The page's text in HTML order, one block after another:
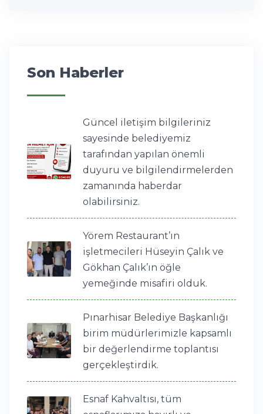
Son Haberler
Güncel iletişim bilgileriniz
sayesinde belediyemiz
tarafından yapılan önemli
duyuru ve bilgilendirmelerden
zamanında haberdar
olabilirsiniz.
Yörem Restaurant’ın
işletmecileri Hüseyin Çalık ve
Gökhan Çalık’ın öğle
yemeğinde misafiri olduk.
Pınarhisar Belediye Başkanlığı
birim müdürlerimizle kapsamlı
bir değerlendirme toplantısı
gerçekleştirdik.
Esnaf Kahvaltısı, tüm